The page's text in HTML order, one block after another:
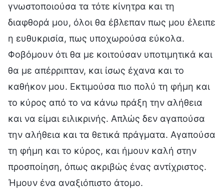
γνωστοποιούσα τα τότε κίνητρα και τη
διαφθορά μου, όλοι θα έβλεπαν πως μου έλειπε
η ευθυκρισία, πως υποχωρούσα εύκολα.
Φοβόμουν ότι θα με κοιτούσαν υποτιμητικά και
θα με απέρριπταν, και ίσως έχανα και το
καθήκον μου. Εκτιμούσα πιο πολύ τη φήμη και
το κύρος από το να κάνω πράξη την αλήθεια
και να είμαι ειλικρινής. Απλώς δεν αγαπούσα
την αλήθεια και τα θετικά πράγματα. Αγαπούσα
τη φήμη και το κύρος, και ήμουν καλή στην
προσποίηση, όπως ακριβώς ένας αντίχριστος.
Ήμουν ένα αναξιόπιστο άτομο.